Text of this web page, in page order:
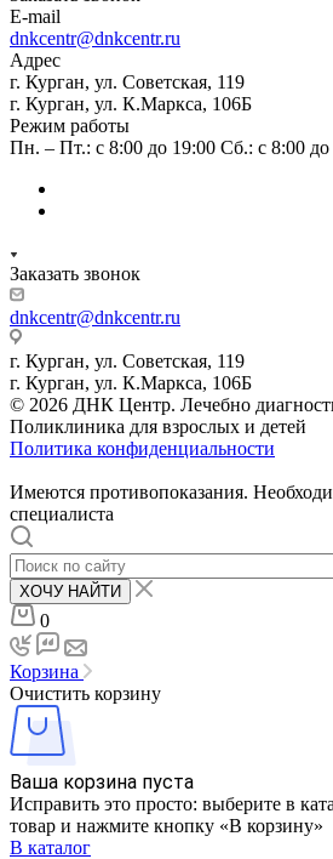
E-mail
dnkcentr@dnkcentr.ru
Адрес
г. Курган, ул. Советская, 119
г. Курган, ул. К.Маркса, 106Б
Режим работы
Пн. – Пт.: с 8:00 до 19:00 Сб.: с 8:00
Заказать звонок
dnkcentr@dnkcentr.ru
г. Курган, ул. Советская, 119
г. Курган, ул. К.Маркса, 106Б
© 2026 ДНК Центр. Лечебно
Поликлиника для взрослых и детей
Политика конфиденциальности
Имеются противопоказания.
специалиста
ХОЧУ НАЙТИ
0
Корзина
Очистить корзину
Ваша корзина пуста
Исправить это просто: выберите в
товар и нажмите кнопку «В корзину»
В каталог